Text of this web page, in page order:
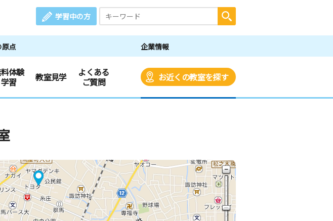
学習中の方
原点 企業情報
体験
学習
教室見学
よくある
ご質問
お近くの教室を探す